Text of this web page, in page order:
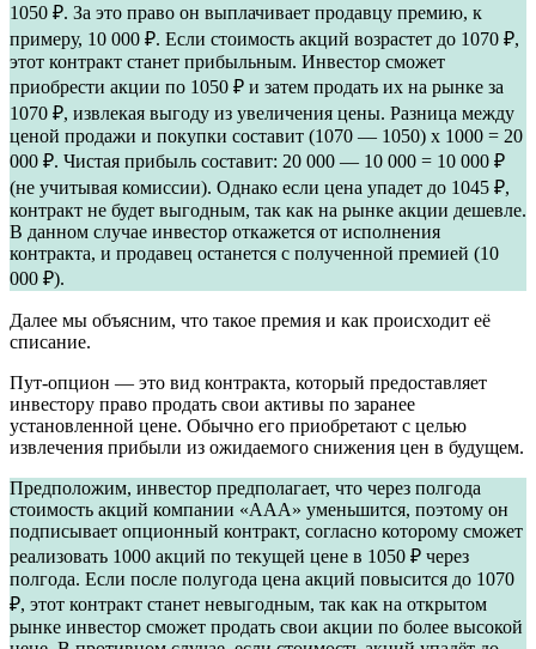
1050 ₽. За это право он выплачивает продавцу премию, к
примеру, 10 000 ₽. Если стоимость акций возрастет до 1070 ₽,
этот контракт станет прибыльным. Инвестор сможет
приобрести акции по 1050 ₽ и затем продать их на рынке за
1070 ₽, извлекая выгоду из увеличения цены. Разница между
ценой продажи и покупки составит (1070 — 1050) х 1000 = 20
000 ₽. Чистая прибыль составит: 20 000 — 10 000 = 10 000 ₽
(не учитывая комиссии). Однако если цена упадет до 1045 ₽,
контракт не будет выгодным, так как на рынке акции дешевле.
В данном случае инвестор откажется от исполнения
контракта, и продавец останется с полученной премией (10
000 ₽).
Далее мы объясним, что такое премия и как происходит её
списание.
Пут-опцион — это вид контракта, который предоставляет
инвестору право продать свои активы по заранее
установленной цене. Обычно его приобретают с целью
извлечения прибыли из ожидаемого снижения цен в будущем.
Предположим, инвестор предполагает, что через полгода
стоимость акций компании «ААА» уменьшится, поэтому он
подписывает опционный контракт, согласно которому сможет
реализовать 1000 акций по текущей цене в 1050 ₽ через
полгода. Если после полугода цена акций повысится до 1070
₽, этот контракт станет невыгодным, так как на открытом
рынке инвестор сможет продать свои акции по более высокой